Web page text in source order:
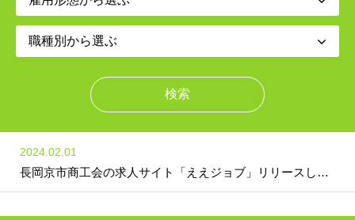
2024.02.01
長岡京市商工会の求人サイト「ええジョブ」リリースしました